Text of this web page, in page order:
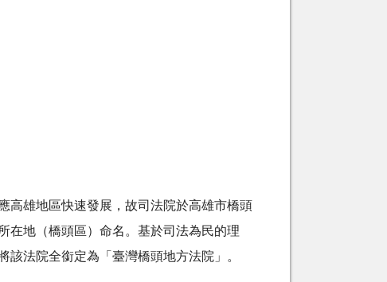
高雄地區快速發展，故司法院於高雄市橋頭
在地（橋頭區）命名。基於司法為民的理
法院全銜定為「臺灣橋頭地方法院」。